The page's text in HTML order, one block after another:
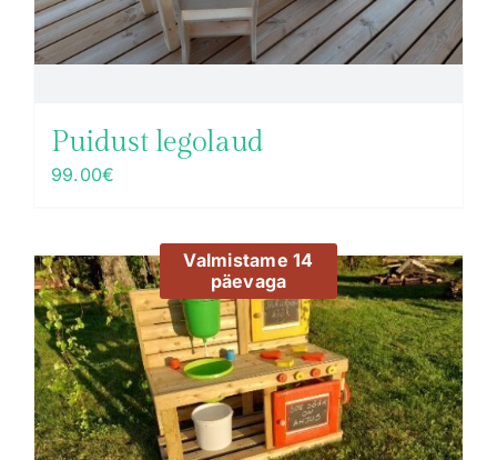
Puidust legolaud
99.00€
Valmistame 14
päevaga